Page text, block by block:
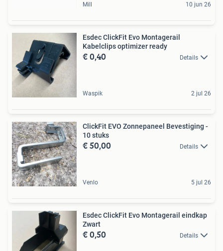
Mill 10 jun 26
Esdec ClickFit Evo Montagerail
Kabelclips optimizer ready
€ 0,40 Details
Waspik 2 jul 26
ClickFit EVO Zonnepaneel Bevestiging -
10 stuks
€ 50,00 Details
Venlo 5 jul 26
Esdec ClickFit Evo Montagerail eindkap
Zwart
€ 0,50 Details